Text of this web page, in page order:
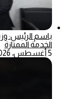
باسم الرئيس:
الخدمة الممتازة
5 أغسطس، 2026